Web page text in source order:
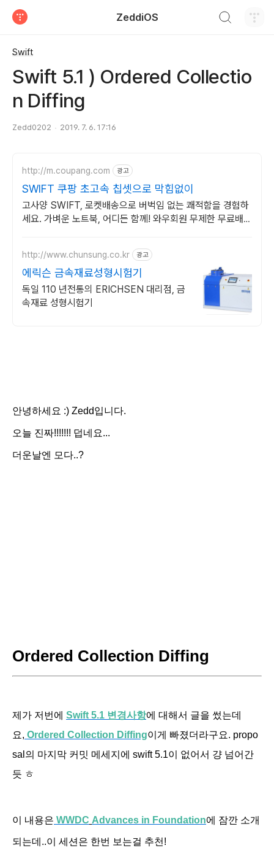
ZeddiOS
Swift
Swift 5.1 ) Ordered Collectio
n Diffing
Zedd0202 2019. 7. 6. 17:16
http://m.coupang.com 광고
SWIFT 쿠팡 초고속 칩셋으로 막힘없이
고사양 SWIFT, 로켓배송으로 버벅임 없는 쾌적함을 경험하
세요. 가벼운 노트북, 어디든 함께! 와우회원 무제한 무료배송
http://www.chunsung.co.kr 광고
에릭슨 금속재료성형시험기
독일 110 년전통의 ERICHSEN 대리점, 금
속재료 성형시험기
안녕하세요 :) Zedd입니다.
오늘 진짜!!!!!!! 덥네요...
더운날엔 모다..?
Ordered Collection Diffing
제가 저번에 Swift 5.1 변경사항에 대해서 글을 썼는데
요, Ordered Collection Diffing이게 빠졌더라구요. propo
sal의 마지막 커밋 메세지에 swift 5.1이 없어서 걍 넘어간
듯 ㅎ
이 내용은 WWDC Advances in Foundation에 잠깐 소개
되는데..이 세션은 한번 보 는걸 추천!